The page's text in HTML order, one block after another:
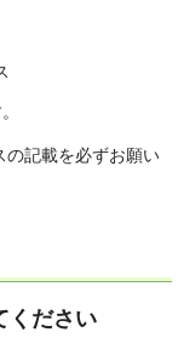
。
記載を必ずお願い
ください